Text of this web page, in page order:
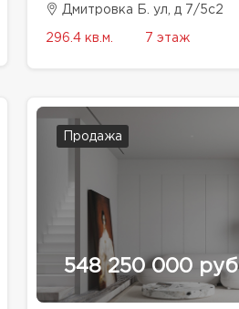
Дмитровка Б. ул, д 7/5с2
296.4 кв.м. 7 этаж
Продажа
548 250 000 руб